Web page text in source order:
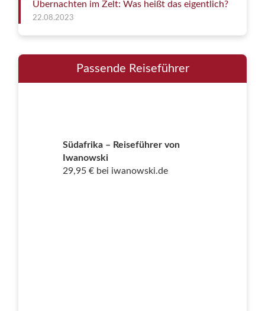
Übernachten im Zelt: Was heißt das eigentlich?
22.08.2023
Passende Reiseführer
Südafrika – Reiseführer von
Iwanowski
29,95 € bei iwanowski.de